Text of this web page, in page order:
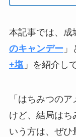
本記事では、成
のキャンデー 」
+塩 」を紹介し
「はちみつの
けど、結局はち
いう方は、ぜひ